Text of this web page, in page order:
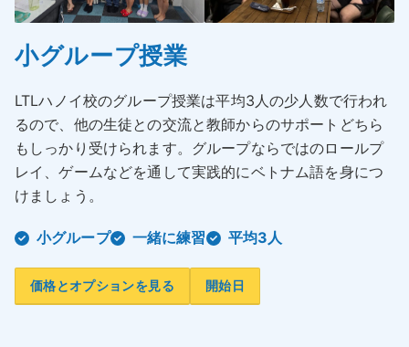
小グループ授業
LTLハノイ校のグループ授業は平均3人の少人数で行われ
るので、他の生徒との交流と教師からのサポートどちら
もしっかり受けられます。グループならではのロールプ
レイ、ゲームなどを通して実践的にベトナム語を身につ
けましょう。
小グループ 一緒に練習 平均3人
価格とオプションを見る 開始日